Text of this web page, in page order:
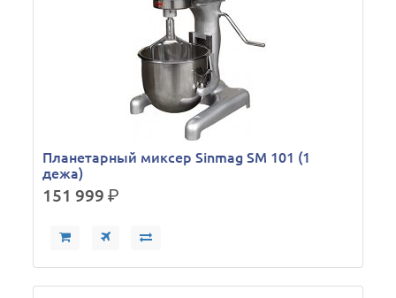
Планетарный миксер Sinmag SМ 101 (1
дежа)
151 999р.